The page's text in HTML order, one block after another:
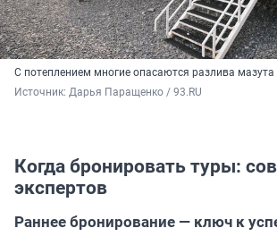
С потеплением многие опасаются разлива мазута
Источник: Дарья Паращенко / 93.RU
Когда бронировать туры:
экспертов
Раннее бронирование — ключ к